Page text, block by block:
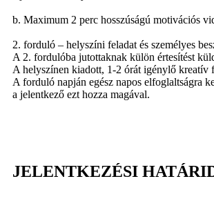
b. Maximum 2 perc hosszúságú motivációs
2. forduló – helyszíni feladat és személyes
A 2. fordulóba jutottaknak külön értesítést
A helyszínen kiadott, 1-2 órát igénylő kreatív
A forduló napján egész napos elfoglaltságra
a jelentkező ezt hozza magával.
JELENTKEZÉSI